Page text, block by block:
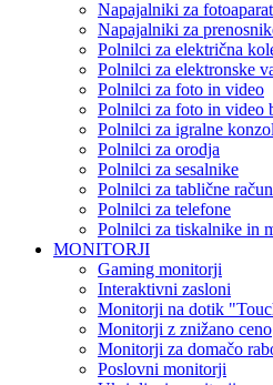
Napajalniki za
Napajalniki za
Polnilci za električna
Polnilci za elektronske
Polnilci za foto in video
Polnilci za foto in video
Polnilci za igralne
Polnilci za orodja
Polnilci za sesalnike
Polnilci za tablične
Polnilci za telefone
Polnilci za tiskalnike in
MONITORJI
Gaming monitorji
Interaktivni zasloni
Monitorji na dotik
Monitorji z znižano ceno
Monitorji za domačo
Poslovni monitorji